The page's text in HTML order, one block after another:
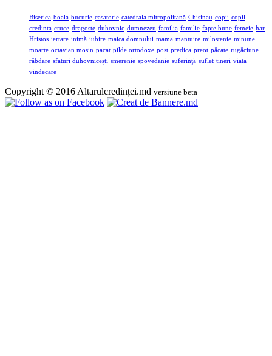
Biserica boala bucurie casatorie catedrala mitropolitană Chisinau copii copil
credinta cruce dragoste duhovnic dumnezeu familia familie fapte bune femeie har
Hristos iertare inimă iubire maica domnului mama mantuire milostenie minune
moarte octavian mosin pacat pilde ortodoxe post predica preot păcate rugăciune
răbdare sfaturi duhovnicești smerenie spovedanie suferinţă suflet tineri viata
vindecare
Copyright © 2016 Altarulcredinței.md versiune beta